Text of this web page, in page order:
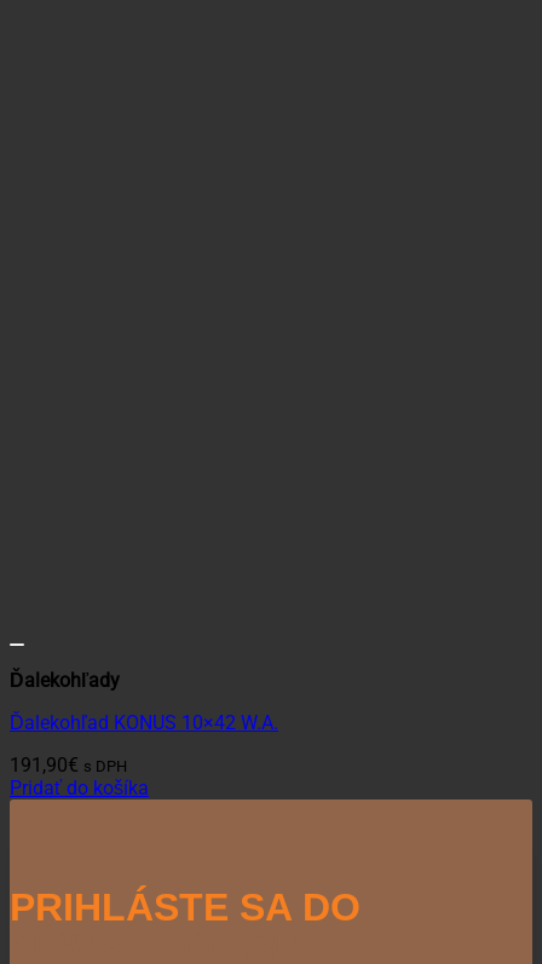
Ďalekohľady
Ďalekohľad KONUS 10×42 W.A.
191,90€ s DPH
Pridať do košíka
PRIHLÁSTE SA DO